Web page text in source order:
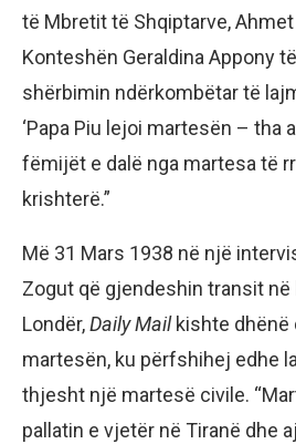
të Mbretit të Shqiptarve,
Konteshën Geraldina Appony
shërbimin ndërkombëtar të
‘Papa Piu lejoi martesën – tha
fëmijët e dalë nga martesa të
krishterë.”
Më 31 Mars 1938 në një
Zogut që gjendeshin transit në
Londër,Daily Mailkishte dhënë
martesën, ku përfshihej edhe
thjesht një martesë civile.
pallatin e vjetër në Tiranë dhe